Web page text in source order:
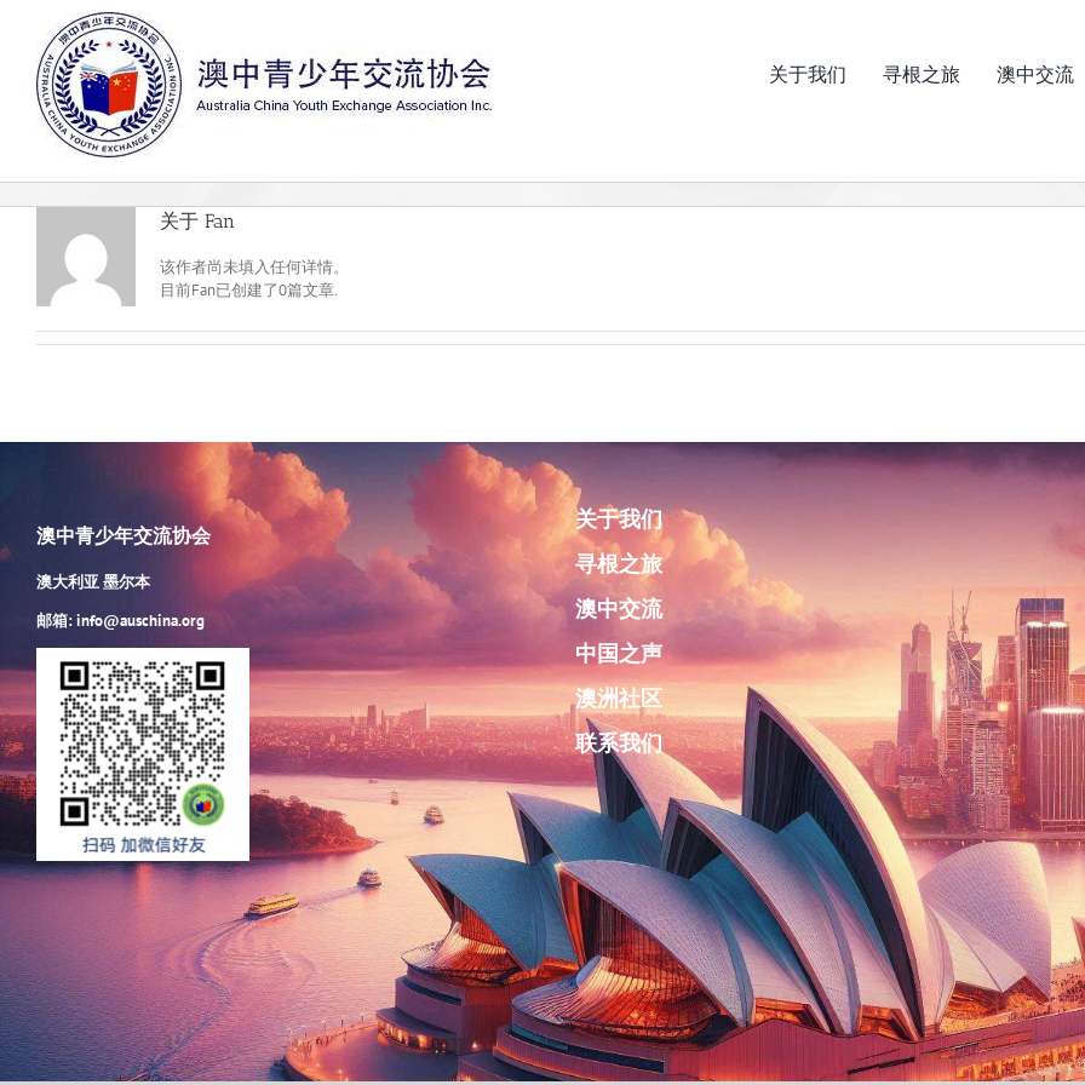
关于我们 寻根之旅 澳中交流
关于 Fan
该作者尚未填入任何详情。
目前Fan已创建了0篇文章.
澳中青少年交流协会
澳大利亚 墨尔本
邮箱: info@auschina.org
关于我们
寻根之旅
澳中交流
中国之声
澳洲社区
联系我们